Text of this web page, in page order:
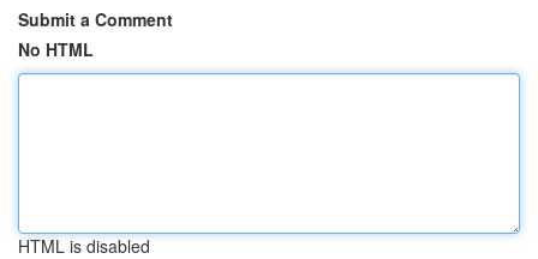
Submit a Comment
No HTML
HTML is disabled